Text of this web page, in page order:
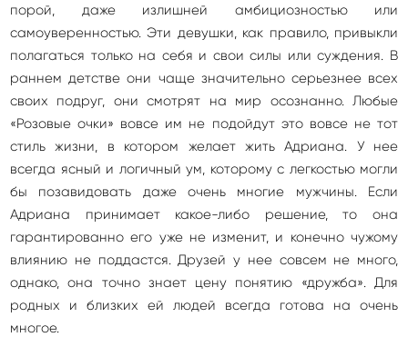
порой, даже излишней амбициозностью или
самоуверенностью. Эти девушки, как правило, привыкли
полагаться только на себя и свои силы или суждения. В
раннем детстве они чаще значительно серьезнее всех
своих подруг, они смотрят на мир осознанно. Любые
«Розовые очки» вовсе им не подойдут это вовсе не тот
стиль жизни, в котором желает жить Адриана. У нее
всегда ясный и логичный ум, которому с легкостью могли
бы позавидовать даже очень многие мужчины. Если
Адриана принимает какое-либо решение, то она
гарантированно его уже не изменит, и конечно чужому
влиянию не поддастся. Друзей у нее совсем не много,
однако, она точно знает цену понятию «дружба». Для
родных и близких ей людей всегда готова на очень
многое.